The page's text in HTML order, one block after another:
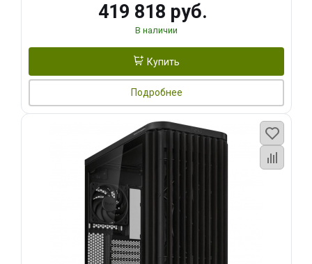
419 818 руб.
В наличии
Купить
Подробнее